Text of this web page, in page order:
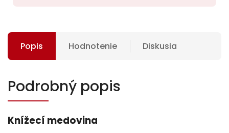
Popis Hodnotenie Diskusia
Podrobný popis
Knížecí medovina